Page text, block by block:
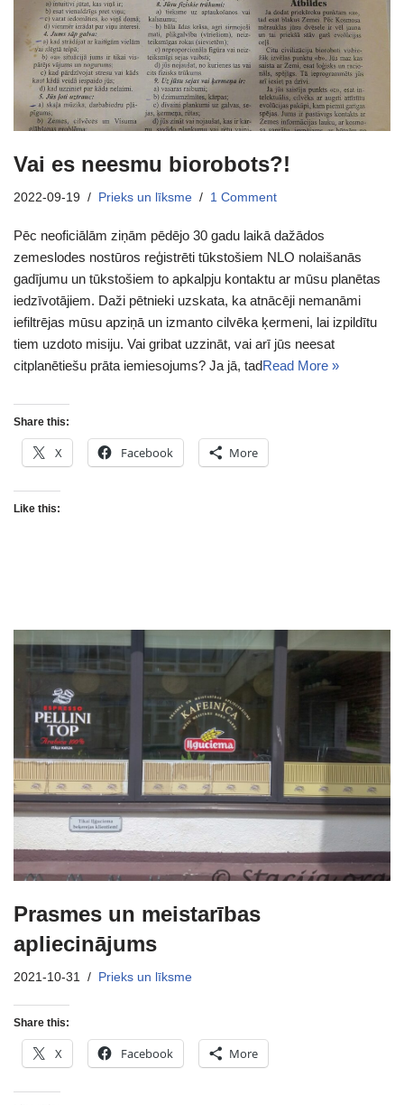
Vai es neesmu biorobots?!
2022-09-19 Prieks un līksme 1 Comment
Pēc neoficiālām ziņām pēdējo 30 gadu laikā dažādos
zemeslodes nostūros reģistrēti tūkstošiem NLO nolaišanās
gadījumu un tūkstošiem to apkalpju kontaktu ar mūsu planētas
iedzīvotājiem. Daži pētnieki uzskata, ka atnācēji nemanāmi
iefiltrējas mūsu apziņā un izmanto cilvēka ķermeni, lai izpildītu
tiem uzdoto misiju. Vai gribat uzzināt, vai arī jūs neesat
citplanētiešu prāta iemiesojums? Ja jā, tadRead More »
Share this:
X Facebook More
Like this:
Prasmes un meistarības
apliecinājums
2021-10-31 Prieks un līksme
Share this:
X Facebook More